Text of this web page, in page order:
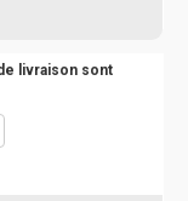
livraison sont